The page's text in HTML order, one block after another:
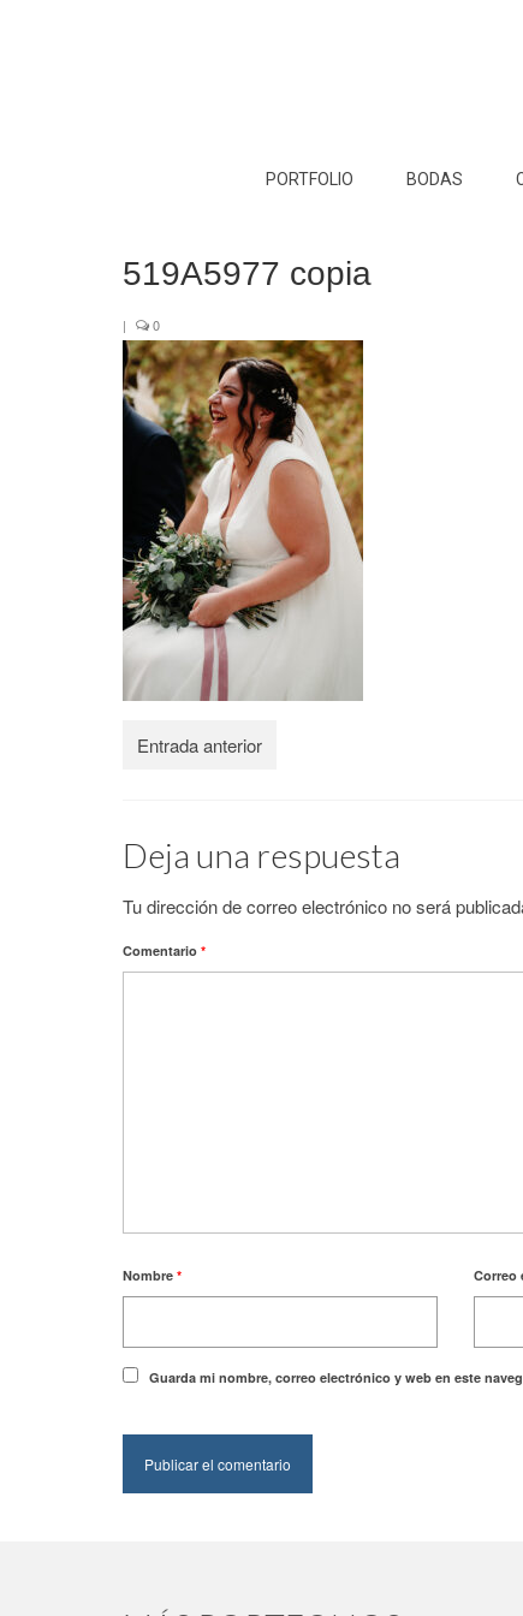
PORTFOLIO BODAS
519A5977 copia
| 0
Entrada anterior
Deja una respuesta
Tu dirección de correo electrónico no será
Comentario *
Nombre *
Guarda mi nombre, correo electrónico y web en este